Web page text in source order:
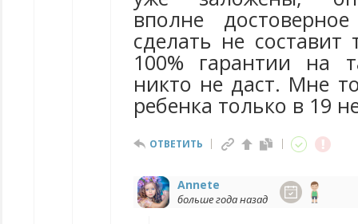
вполне
сделать не
100% гарантии на
никто не даст. Мне
ребенка только в 19
ОТВЕТИТЬ
Annete
больше года назад